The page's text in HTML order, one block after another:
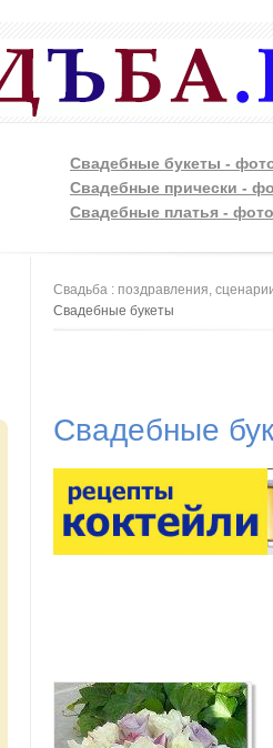
Свадебные букеты -
Свадебные прически -
Свадебные платья - фото
Вы здесь
Свадьба : поздравления,
Свадебные букеты
Свадебные